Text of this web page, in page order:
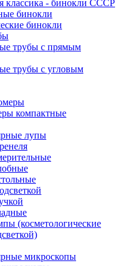
классика - бинокли СССР
бинокли
бинокли
трубы с прямым
трубы с угловым
компактные
лупы
(косметологические
микроскопы